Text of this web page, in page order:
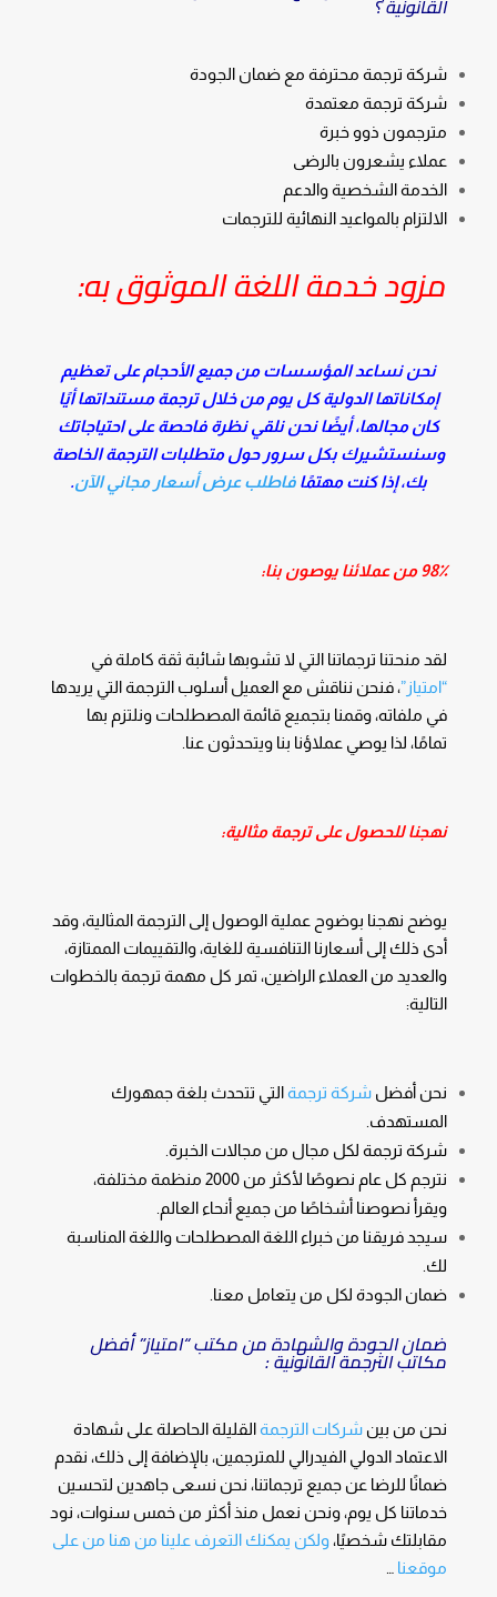
شركة ترجمة محترفة مع ضمان الجودة
شركة ترجمة معتمدة
مترجمون ذوو خبرة
عملاء يشعرون بالرضى
الخدمة الشخصية والدعم
الالتزام بالمواعيد النهائية للترجمات
مزود خدمة اللغة الموثوق به:
نحن نساعد المؤسسات من جميع الأحجام على تعظيم
إمكاناتها الدولية كل يوم من خلال ترجمة مستنداتها أيًا
كان مجالها، أيضًا نحن نلقي نظرة فاحصة على احتياجاتك
وسنستشيرك بكل سرور حول متطلبات الترجمة الخاصة
بك، إذا كنت مهتمًا فاطلب عرض أسعار مجاني الآن.
98٪ من عملائنا يوصون بنا:
لقد منحتنا ترجماتنا التي لا تشوبها شائبة ثقة كاملة في
“امتياز”، فنحن نناقش مع العميل أسلوب الترجمة التي يريدها
في ملفاته، وقمنا بتجميع قائمة المصطلحات ونلتزم بها
تمامًا، لذا يوصي عملاؤنا بنا ويتحدثون عنا.
نهجنا للحصول على ترجمة مثالية:
يوضح نهجنا بوضوح عملية الوصول إلى الترجمة المثالية، وقد
أدى ذلك إلى أسعارنا التنافسية للغاية، والتقييمات الممتازة،
والعديد من العملاء الراضين، تمر كل مهمة ترجمة بالخطوات
التالية:
نحن أفضل شركة ترجمةالتي تتحدث بلغة جمهورك
المستهدف.
شركة ترجمة لكل مجال من مجالات الخبرة.
نترجم كل عام نصوصًا لأكثر من 2000 منظمة مختلفة،
ويقرأ نصوصنا أشخاصًا من جميع أنحاء العالم.
سيجد فريقنا من خبراء اللغة المصطلحات واللغة المناسبة
لك.
ضمان الجودة لكل من يتعامل معنا.
ضمان الجودة والشهادة من مكتب “امتياز” أفضل
مكاتب الترجمة القانونية :
نحن من بين شركات الترجمةالقليلة الحاصلة على شهادة
الاعتماد الدولي الفيدرالي للمترجمين، بالإضافة إلى ذلك، نقدم
ضمانًا للرضا عن جميع ترجماتنا، نحن نسعى جاهدين لتحسين
خدماتنا كل يوم، ونحن نعمل منذ أكثر من خمس سنوات، نود
مقابلتك شخصيًا،ولكن يمكنك التعرف علينا من هنا من على
موقعنا